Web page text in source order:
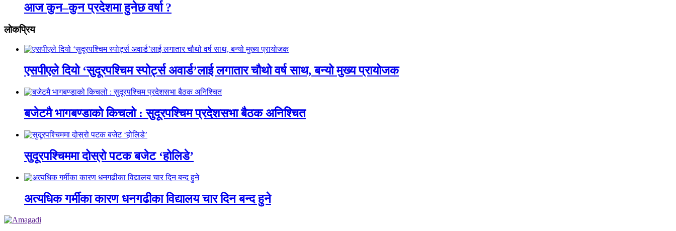
आज कुन–कुन प्रदेशमा हुनेछ वर्षा ?
लाेकप्रिय
एसपीएले दियो ‘सुदूरपश्चिम स्पोर्ट्स अवार्ड’लाई लगातार चौथो वर्ष साथ, बन्यो मुख्य प्रायोजक
बजेटमै भागबण्डाको किचलो : सुदूरपश्चिम प्रदेशसभा बैठक अनिश्चित
सुदूरपश्चिममा दोस्रो पटक बजेट ‘होलिडे’
अत्यधिक गर्मीका कारण धनगढीका विद्यालय चार दिन बन्द हुने